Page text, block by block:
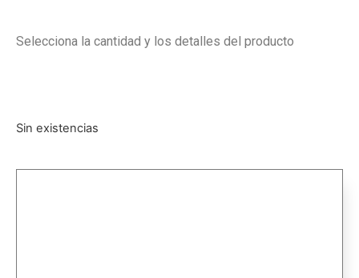
Selecciona la cantidad y los detalles del producto
Sin existencias